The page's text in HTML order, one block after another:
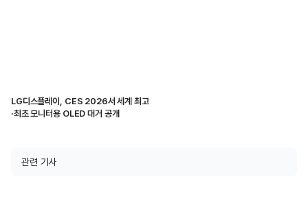
LG디스플레이, CES 2026서 세계 최고
·최초 모니터용 OLED 대거 공개
관련 기사